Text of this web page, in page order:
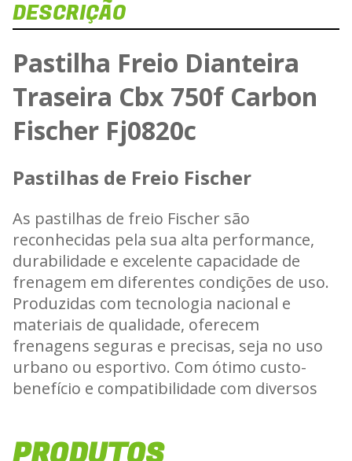
DESCRIÇÃO
Pastilha Freio Dianteira
Traseira Cbx 750f Carbon
Fischer Fj0820c
Pastilhas de Freio Fischer
As pastilhas de freio Fischer são
reconhecidas pela sua alta performance,
durabilidade e excelente capacidade de
frenagem em diferentes condições de uso.
Produzidas com tecnologia nacional e
materiais de qualidade, oferecem
frenagens seguras e precisas, seja no uso
urbano ou esportivo. Com ótimo custo-
benefício e compatibilidade com diversos
todo motociclista procura.